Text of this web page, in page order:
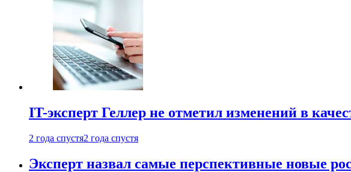
IT-эксперт Геллер не отметил изменений в
2 года спустя2 года спустя
Эксперт назвал самые перспективные новые